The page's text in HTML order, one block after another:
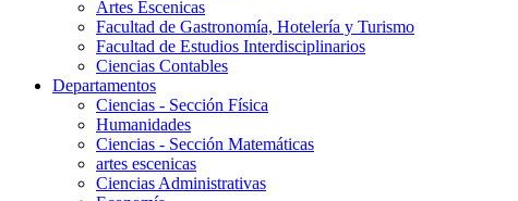
Artes Escenicas
Facultad de Gastronomía, Hotelería y Turismo
Facultad de Estudios Interdisciplinarios
Ciencias Contables
Departamentos
Ciencias - Sección Física
Humanidades
Ciencias - Sección Matemáticas
artes escenicas
Ciencias Administrativas